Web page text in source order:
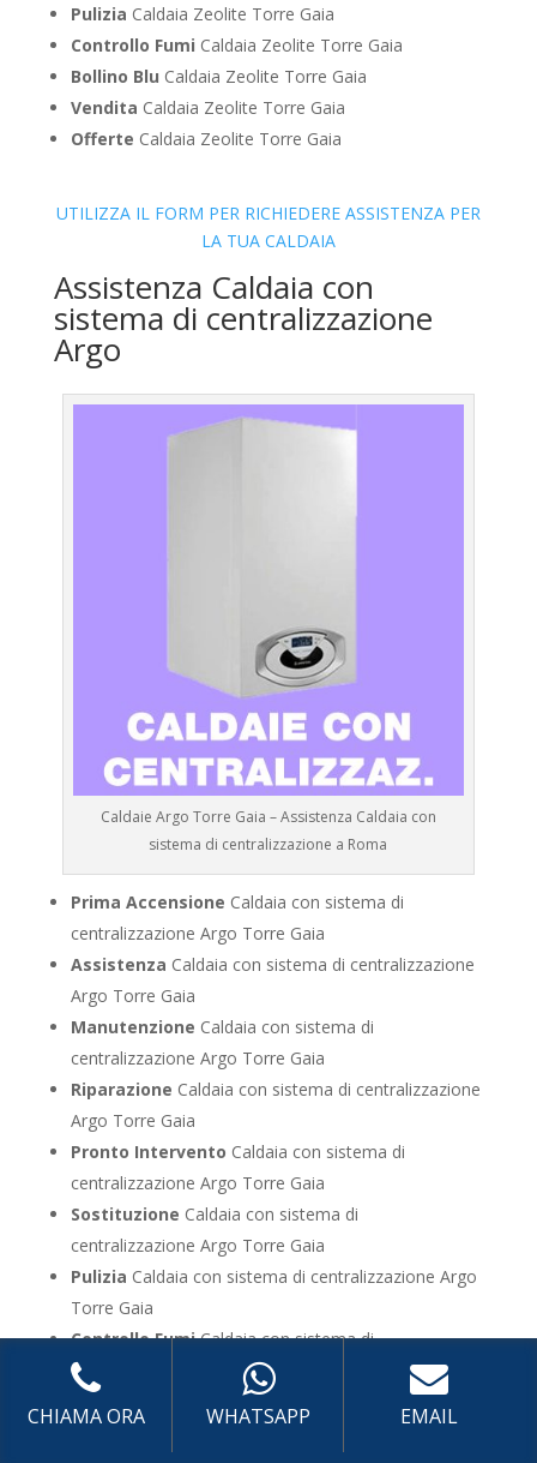
Pulizia Caldaia Zeolite Torre Gaia
Controllo Fumi Caldaia Zeolite Torre Gaia
Bollino Blu Caldaia Zeolite Torre Gaia
Vendita Caldaia Zeolite Torre Gaia
Offerte Caldaia Zeolite Torre Gaia
UTILIZZA IL FORM PER RICHIEDERE ASSISTENZA PER
LA TUA CALDAIA
Assistenza Caldaia con
sistema di centralizzazione
Argo
Caldaie Argo Torre Gaia – Assistenza Caldaia con
sistema di centralizzazione a Roma
Prima Accensione Caldaia con sistema di
centralizzazione Argo Torre Gaia
Assistenza Caldaia con sistema di centralizzazione
Argo Torre Gaia
Manutenzione Caldaia con sistema di
centralizzazione Argo Torre Gaia
Riparazione Caldaia con sistema di centralizzazione
Argo Torre Gaia
Pronto Intervento Caldaia con sistema di
centralizzazione Argo Torre Gaia
Sostituzione Caldaia con sistema di
centralizzazione Argo Torre Gaia
Pulizia Caldaia con sistema di centralizzazione Argo
Torre Gaia
Controllo FumiCaldaia con sistema di
centralizzazione Argo Torre Gaia
Caldaia con sistema di centralizzazione
CHIAMA ORA WHATSAPP EMAIL